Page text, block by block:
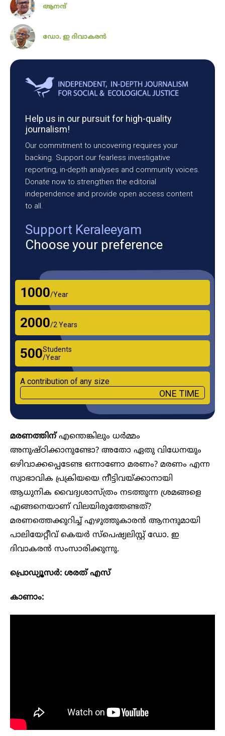
ആനന്ദ്
ഡോ. ഇ ദിവാകരൻ
Help us in our pursuit for high-quality
journalism!
Our commitment to uncovering requires your
backing. Support our fearless investigative
reporting, in-depth analyses and community voices.
Donate now to strengthen the editorial
independence and provide open access content
to all.
Support Keraleeyam
Choose your preference
₹1000/Year
₹2000/2 Years
₹500Students
/Year
A contribution of any size
ONE TIME
മരണത്തിന്എന്തെങ്കിലും ധർമ്മം
അനുഷ്ഠിക്കാനുണ്ടോ? അതോ ഏതു വിധേനയും
ഒഴിവാക്കപ്പെടേണ്ട ഒന്നാണോ മരണം? മരണം എന്ന
സ്വാഭാവിക പ്രക്രിയയെ നീട്ടിവയ്ക്കാനായി
ആധുനിക വൈദ്യശാസ്ത്രം നടത്തുന്ന ശ്രമങ്ങളെ
എങ്ങനെയാണ് വിലയിരുത്തേണ്ടത്?
മരണത്തെക്കുറിച്ച് എഴുത്തുകാരൻ ആനന്ദുമായി
പാലിയേറ്റീവ് കെയർ സ്പെഷ്യലിസ്റ്റ് ഡോ. ഇ ​
ദിവാകരൻ സംസാരിക്കുന്നു.
പ്രൊഡ്യൂസർ: ശരത് എസ്
കാണാം: